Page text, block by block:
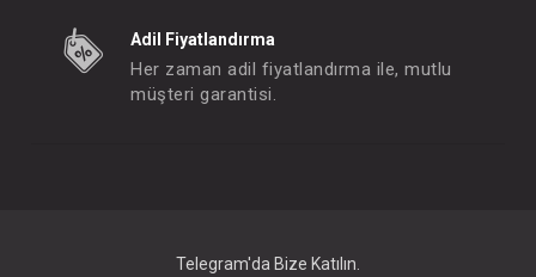
Adil Fiyatlandırma
Her zaman adil fiyatlandırma ile, mutlu
müşteri garantisi.
Telegram'da Bize Katılın.